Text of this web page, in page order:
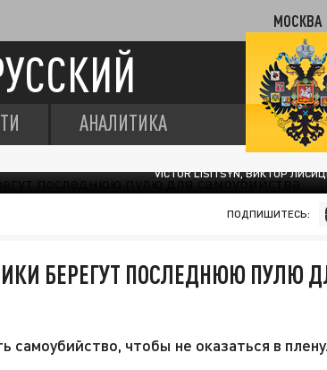
МОСКВА
АНАЛИТИКА
VICTOR LISITSYN, ВИКТОР
ПОДПИШИТЕСЬ:
БЕРЕГУТ ПОСЛЕДНЮЮ ПУЛЮ
чтобы не оказаться в плену.